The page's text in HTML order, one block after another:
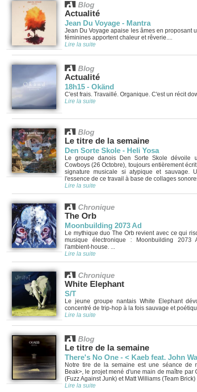
Blog
Actualité
Jean Du Voyage - Mantra
Jean Du Voyage apaise les âmes en proposant
féminines apportent chaleur et rêverie....
Lire la suite
Blog
Actualité
18h15 - Okänd
C'est frais. Travaillé. Organique. C'est un récit
Lire la suite
Blog
Le titre de la semaine
Den Sorte Skole - Heli Yosa
Le groupe danois Den Sorte Skole dévoile
Cowboys (26 Octobre), toujours entièrement
signature musicale si atypique et sauvage.
l'essence de ce travail à base de collages
Lire la suite
Chronique
The Orb
Moonbuilding 2073 Ad
Le mythique duo The Orb revient avec ce qui
musique électronique : Moonbuilding 2073
l'ambient-house. ...
Lire la suite
Chronique
White Elephant
S/T
Le jeune groupe nantais White Elephant
concentré de trip-hop à la fois sauvage et
Lire la suite
Blog
Le titre de la semaine
There's No One - < Kaeb feat. John
Notre tire de la semaine est une séance de
Beak>, le projet mené d'une main de maître par
(Fuzz Against Junk) et Matt Williams (Team
Lire la suite